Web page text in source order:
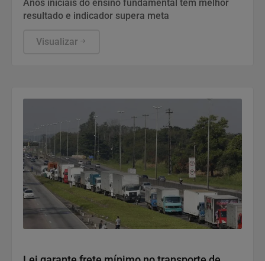
Anos iniciais do ensino fundamental têm melhor
resultado e indicador supera meta
Visualizar